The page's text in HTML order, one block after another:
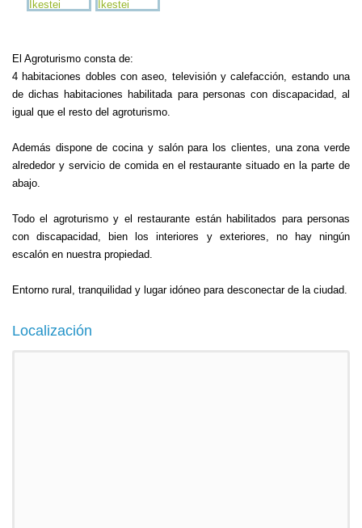
El Agroturismo consta de:
4 habitaciones dobles con aseo, televisión y calefacción, estando una
de dichas habitaciones habilitada para personas con discapacidad, al
igual que el resto del agroturismo.
Además dispone de cocina y salón para los clientes, una zona verde
alrededor y servicio de comida en el restaurante situado en la parte de
abajo.
Todo el agroturismo y el restaurante están habilitados para personas
con discapacidad, bien los interiores y exteriores, no hay ningún
escalón en nuestra propiedad.
Entorno rural, tranquilidad y lugar idóneo para desconectar de la ciudad.
Localización